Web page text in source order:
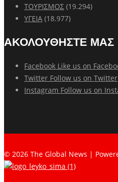
ΤΟΥΡΙΣΜΟΣ (19.294)
ΥΓΕΙΑ (18.977)
ΑΚΟΛΟΥΘΗΣΤΕ ΜΑΣ
Facebook Like us on
Twitter Follow us on Twitter
Instagram Follow us on
© 2026 The Global News |